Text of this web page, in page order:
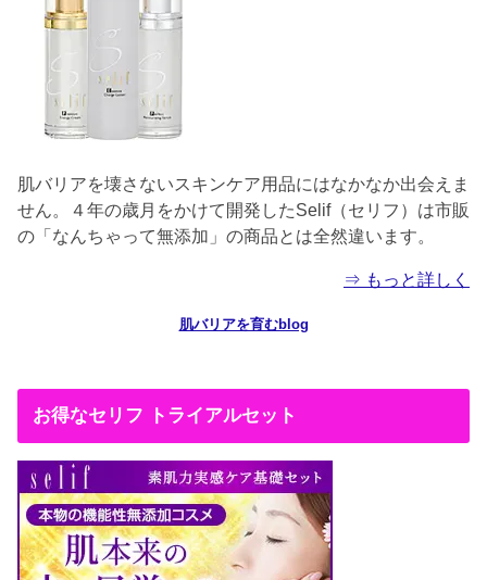
肌バリアを壊さないスキンケア用品にはなかなか出会えま
せん。４年の歳月をかけて開発したSelif（セリフ）は市販
の「なんちゃって無添加」の商品とは全然違います。
⇒ もっと詳しく
肌バリアを育むblog
お得なセリフ トライアルセット